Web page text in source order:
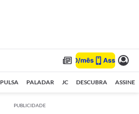
PULSA PALADAR JC DESCUBRA ASSINE
PUBLICIDADE